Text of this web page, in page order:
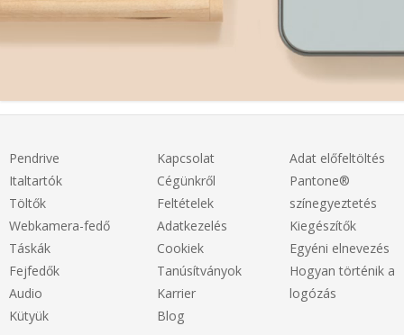
Pendrive
Italtartók
Töltők
Webkamera-fedő
Táskák
Fejfedők
Audio
Kütyük
Kapcsolat
Cégünkről
Feltételek
Adatkezelés
Cookiek
Tanúsítványok
Karrier
Blog
Adat előfeltöltés
Pantone®
színegyeztetés
Kiegészítők
Egyéni elnevezés
Hogyan történik a
logózás